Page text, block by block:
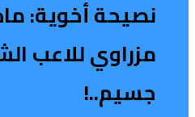
نصيحة أخوية:
مزراوي للاعب
جسيم..!